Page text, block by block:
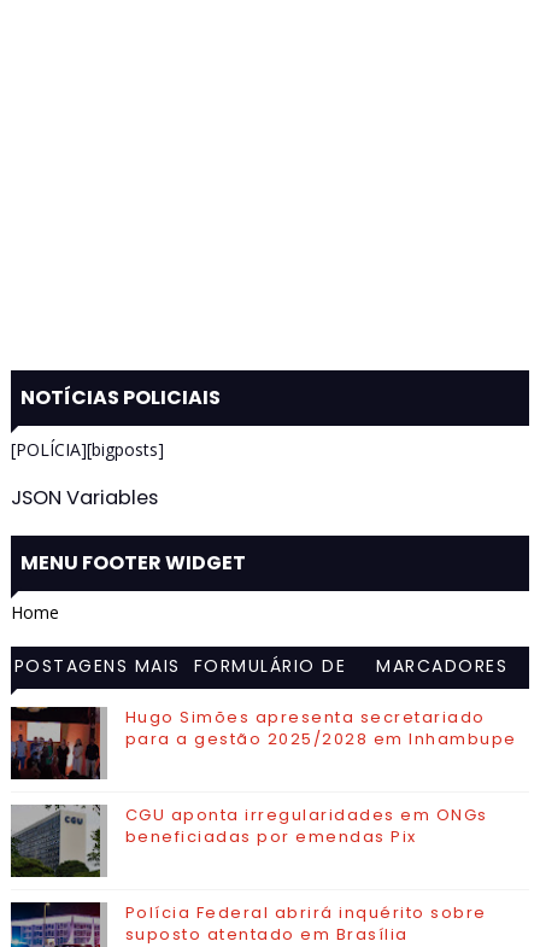
NOTÍCIAS POLICIAIS
[POLÍCIA][bigposts]
JSON Variables
MENU FOOTER WIDGET
Home
POSTAGENS MAIS
VISITADAS
FORMULÁRIO DE
MARCADORES
Hugo Simões apresenta secretariado
para a gestão 2025/2028 em Inhambupe
CGU aponta irregularidades em ONGs
beneficiadas por emendas Pix
Polícia Federal abrirá inquérito sobre
suposto atentado em Brasília